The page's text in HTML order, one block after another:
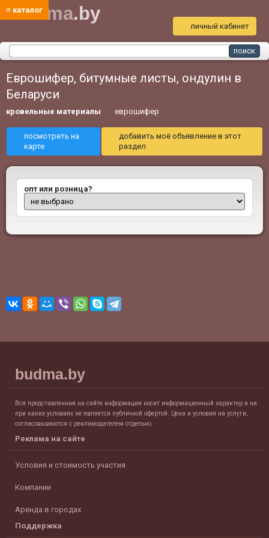
≡ каталог
bud ma.by
личный кабинет
Еврошифер, битумные листы, ондулин в
Беларуси
кровельные материалы еврошифер
посмотреть на
карте
добавить моё объявление в этот
раздел
опт или розница?
budma.by
Вся представленная на сайте информация носит информационный характер и ни
при каких условиях не является публичной офертой. Цена и условия на услуги,
согласовываются с рекламодателем отдельно.
Реклама на сайте
Условия и стоимость участия
Компании
Аренда в городах
Поддержка